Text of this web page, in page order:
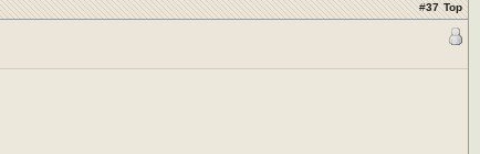
#37 Top